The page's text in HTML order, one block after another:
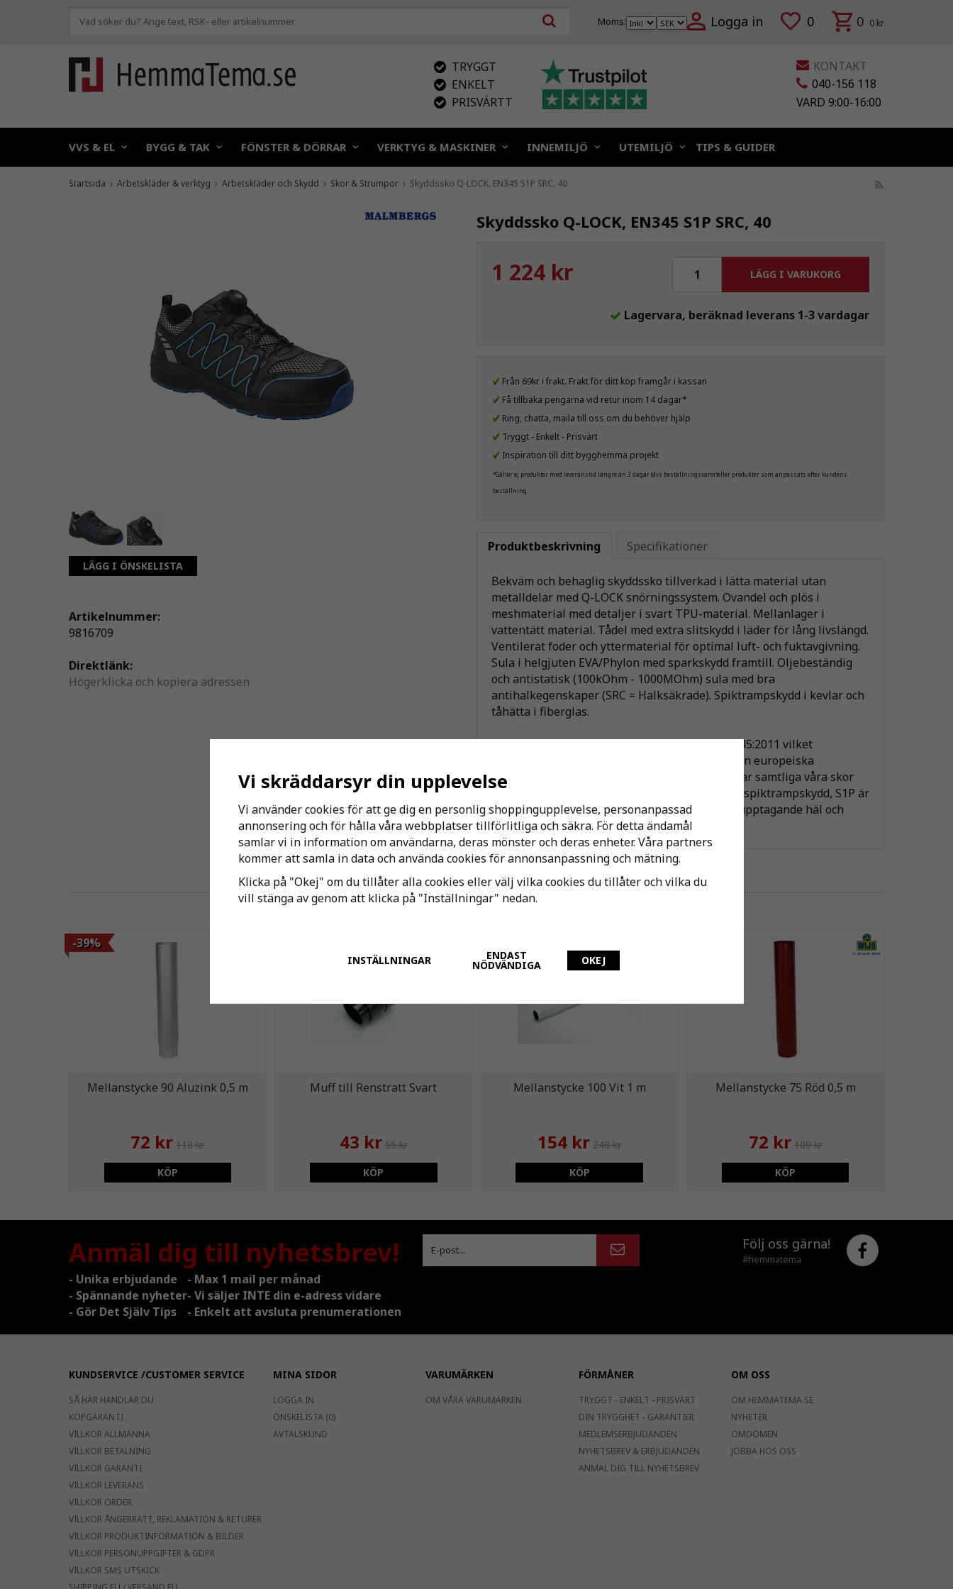
Moms: Logga in 0 0 0 kr
KONTAKT
040-156 118
VARD 9:00-16:00
TRYGGT
ENKELT
PRISVÄRTT
VVS & EL BYGG & TAK FÖNSTER & DÖRRAR VERKTYG & MASKINER INNEMILJÖ UTEMILJÖ TIPS & GUIDER
Startsida Arbetskläder & verktyg Arbetskläder och Skydd Skor & Strumpor Skyddssko Q-LOCK, EN345 S1P SRC, 40
Skyddssko Q-LOCK, EN345 S1P SRC, 40
1 224 kr LÄGG I VARUKORG
Lagervara, beräknad leverans 1-3 vardagar
Från 69kr i frakt. Frakt för ditt köp framgår i kassan
Få tillbaka pengarna vid retur inom 14 dagar*
Ring, chatta, maila till oss om du behöver hjälp
Tryggt - Enkelt - Prisvärt
Inspiration till ditt bygghemma projekt
*Gäller ej produkter med leveranstid längre än 3 dagar (dvs beställningsvaror)eller produkter som anpassats efter kundens
beställning
Produktbeskrivning Specifikationer
Bekväm och behaglig skyddssko tillverkad i lätta material utan
metalldelar med Q-LOCK snörningssystem. Ovandel och plös i
meshmaterial med detaljer i svart TPU-material. Mellanlager i
vattentätt material. Tådel med extra slitskydd i läder för lång livslängd.
Ventilerat foder och yttermaterial för optimal luft- och fuktavgivning.
Sula i helgjuten EVA/Phylon med sparkskydd framtill. Oljebeständig
och antistatisk (100kOhm - 1000MOhm) sula med bra
antihalkegenskaper (SRC = Halksäkrade). Spiktrampskydd i kevlar och
tåhätta i fiberglas.
Samtliga skor är certifierade enligt EN ISO 20345:2011 vilket
garanterar att de uppfyller baskraven enligt den europeiska
standarden för skyddsskor. Utöver baskraven har samtliga våra skor
tilläggen SBP eller S1P. SBP är med tåhätta och spiktrampskydd, S1P är
tåhätta, hel bakkappa, antistatisk sula, energiupptagande häl och
spiktrampskydd.
LÄGG I ÖNSKELISTA
Artikelnummer:
9816709
Direktlänk:
Högerklicka och kopiera adressen
Andra har även köpt
Mellanstycke 90 Aluzink 0,5 m
-39%
72 kr 118 kr
KÖP
Muff till Renstratt Svart
43 kr 55 kr
KÖP
Mellanstycke 100 Vit 1 m
154 kr 248 kr
KÖP
Mellanstycke 75 Röd 0,5 m
72 kr 109 kr
KÖP
Anmäl dig till nyhetsbrev!
- Unika erbjudande
- Max 1 mail per månad
- Spännande nyheter- Vi säljer INTE din e-adress vidare
- Gör Det Själv Tips
- Enkelt att avsluta prenumerationen
Följ oss gärna!
#hemmatema
KUNDSERVICE /CUSTOMER SERVICE
SÅ HÄR HANDLAR DU
KÖPGARANTI
VILLKOR ALLMÄNNA
VILLKOR BETALNING
VILLKOR GARANTI
VILLKOR LEVERANS
VILLKOR ORDER
VILLKOR ÅNGERRÄTT, REKLAMATION & RETURER
VILLKOR PRODUKTINFORMATION & BILDER
VILLKOR PERSONUPPGIFTER & GDPR
VILLKOR SMS UTSKICK
MINA SIDOR
LOGGA IN
ÖNSKELISTA (0)
AVTALSKUND
VARUMÄRKEN
OM VÅRA VARUMÄRKEN
FÖRMÅNER
TRYGGT - ENKELT - PRISVÄRT
DIN TRYGGHET - GARANTIER
MEDLEMSERBJUDANDEN
NYHETSBREV & ERBJUDANDEN
ANMÄL DIG TILL NYHETSBREV
OM OSS
OM HEMMATEMA.SE
NYHETER
OMDÖMEN
JOBBA HOS OSS
Vi skräddarsyr din upplevelse
Vi använder cookies för att ge dig en personlig shoppingupplevelse, personanpassad
annonsering och för hålla våra webbplatser tillförlitliga och säkra. För detta ändamål
samlar vi in information om användarna, deras mönster och deras enheter. Våra partners
kommer att samla in data och använda cookies för annonsanpassning och mätning.
Klicka på "Okej" om du tillåter alla cookies eller välj vilka cookies du tillåter och vilka du
vill stänga av genom att klicka på "Inställningar" nedan.
INSTÄLLNINGAR ENDAST
NÖDVÄNDIGA OKEJ